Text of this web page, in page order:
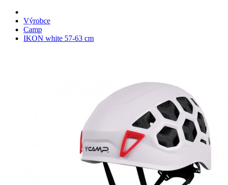
Výrobce
Camp
IKON white 57-63 cm